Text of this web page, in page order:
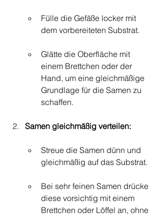
Fülle die Gefäße locker mit
dem vorbereiteten Substrat.
Glätte die Oberfläche mit
einem Brettchen oder der
Hand, um eine gleichmäßige
Grundlage für die Samen zu
schaffen.
Samen gleichmäßig verteilen:
Streue die Samen dünn und
gleichmäßig auf das Substrat.
Bei sehr feinen Samen drücke
diese vorsichtig mit einem
Brettchen oder Löffel an, ohne